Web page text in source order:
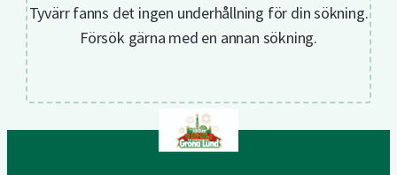
Tyvärr fanns det ingen underhållning för din sökning.
Försök gärna med en annan sökning.